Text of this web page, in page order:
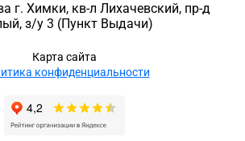
г. Химки, кв-л Лихачевский, пр-д
з/у 3 (Пункт Выдачи)
Карта сайта
конфиденциальности